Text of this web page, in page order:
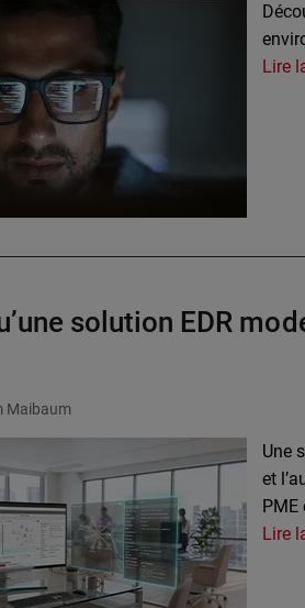
Lire
solution EDR
Maibaum
Une
et
PME
Lire